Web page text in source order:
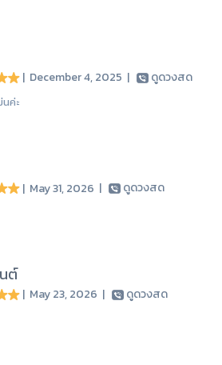
| December 4, 2025 | ดูดวงสด
ค่ะ
| May 31, 2026 | ดูดวงสด
ต์
| May 23, 2026 | ดูดวงสด